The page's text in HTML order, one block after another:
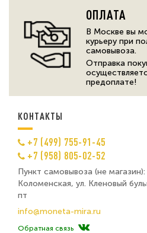
ОПЛАТА
В Москве вы
курьеру при
самовывоза.
Отправка
предоплате!
КОНТАКТЫ
+7 (499) 755-91-45
+7 (958) 805-02-52
Пункт самовывоза (не
Коломенская, ул. Кленовый
пт
info@moneta-mira.ru
Обратная связь